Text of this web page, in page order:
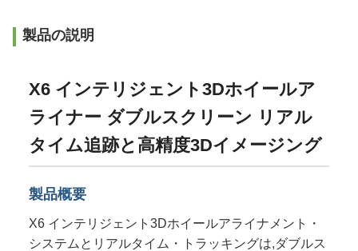
製品の説明
X6 インテリジェント3Dホイールア
ライナー ダブルスクリーン リアル
タイム追跡と高精度3Dイメージング
製品概要
X6 インテリジェント3Dホイールアライナメント・
システムとリアルタイム・トラッキングは,ダブルス